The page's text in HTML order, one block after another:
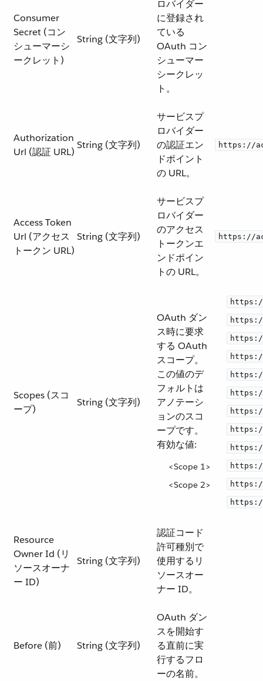
Consumer
Secret (コン
シューマーシ
ークレット)
String (文字列)
ロバイダー
に登録され
ている
OAuth コン
シューマー
シークレッ
ト。
Authorization
Url (認証 URL)
String (文字列)
サービスプ
ロバイダー
の認証エン
ドポイント
の URL。
https://
Access Token
Url (アクセス
トークン URL)
String (文字列)
サービスプ
ロバイダー
のアクセス
トークンエ
ンドポイン
トの URL。
https://
Scopes (スコ
ープ)
String (文字列)
OAuth ダン
ス時に要求
する OAuth
スコープ。
この値のデ
フォルトは
アノテーシ
ョンのスコ
ープです。
有効な値:
<Scope 1>
<Scope 2>
https://
https://
https://
https://
https://
Resource
Owner Id (リ
ソースオーナ
ー ID)
String (文字列)
認証コード
許可種別で
使用するリ
ソースオー
ナー ID。
Before (前) String (文字列)
OAuth ダン
スを開始す
る直前に実
行するフロ
ーの名前。